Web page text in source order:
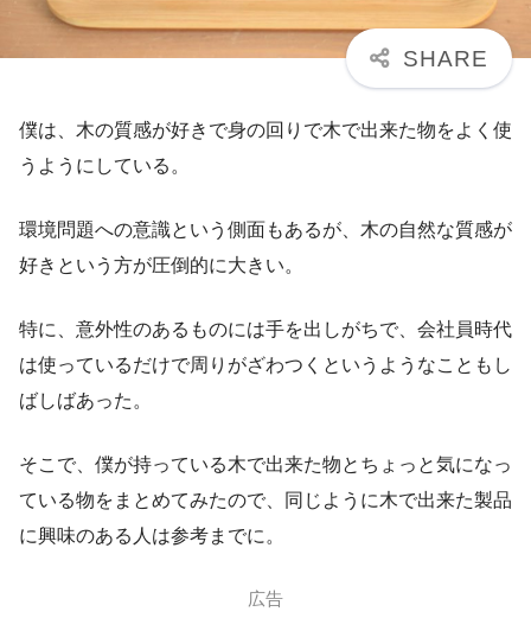
僕は、木の質感が好きで身の回りで木で出来た物をよく使
うようにしている。
環境問題への意識という側面もあるが、木の自然な質感が
好きという方が圧倒的に大きい。
特に、意外性のあるものには手を出しがちで、会社員時代
は使っているだけで周りがざわつくというようなこともし
ばしばあった。
そこで、僕が持っている木で出来た物とちょっと気になっ
ている物をまとめてみたので、同じように木で出来た製品
に興味のある人は参考までに。
広告